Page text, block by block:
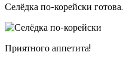
Селёдка по-корейски готова.
Приятного аппетита!